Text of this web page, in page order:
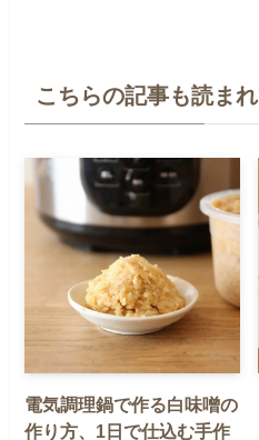
こちらの記事も読ま
電気調理鍋で作る白味噌の
作り方、1日で仕込む手作